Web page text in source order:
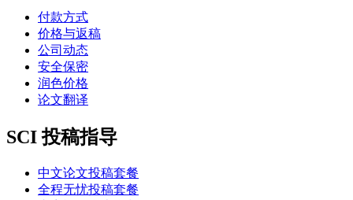
付款方式
价格与返稿
公司动态
安全保密
润色价格
论文翻译
SCI 投稿指导
中文论文投稿套餐
全程无忧投稿套餐